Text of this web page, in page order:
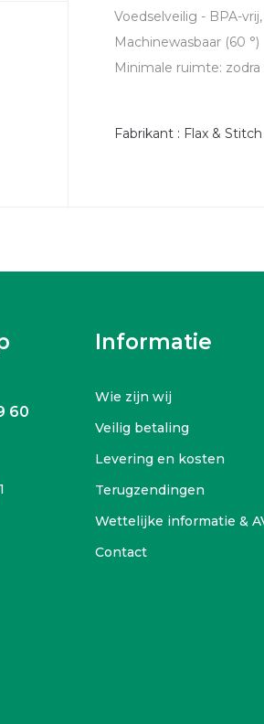
Voedselveilig - BPA-
Machinewasbaar (60 °)
Minimale ruimte:
Fabrikant : Flax &
60
Informatie
Wie zijn wij
Veilig betaling
Levering en kosten
Terugzendingen
Wettelijke informatie &
Contact